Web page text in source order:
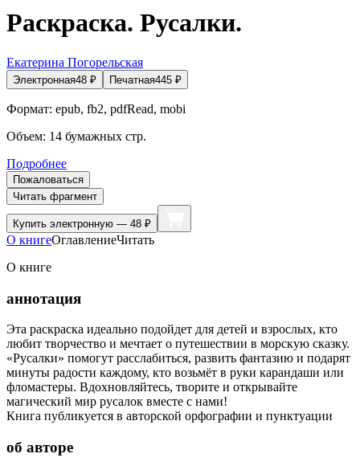
Раскраска. Русалки.
Екатерина Погорельская
Электронная48 ₽ Печатная445 ₽
Формат: epub, fb2, pdfRead, mobi
Объем: 14 бумажных стр.
Подробнее
Пожаловаться
Читать фрагмент
Купить электронную — 48 ₽
О книгеОглавлениеЧитать
О книге
аннотация
Эта раскраска идеально подойдет для детей и взрослых, кто
любит творчество и мечтает о путешествии в морскую сказку.
«Русалки» помогут расслабиться, развить фантазию и подарят
минуты радости каждому, кто возьмёт в руки карандаши или
фломастеры. Вдохновляйтесь, творите и открывайте
магический мир русалок вместе с нами!
Книга публикуется в авторской орфографии и пунктуации
об авторе